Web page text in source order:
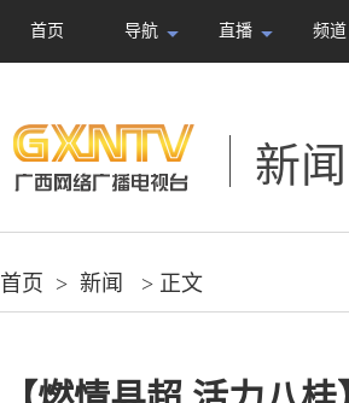
首页 导航 直播 频道
新闻
首页 > 新闻 > 正文